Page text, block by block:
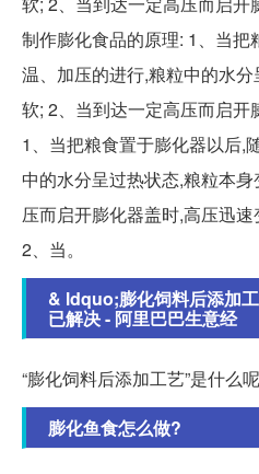
制作膨化食品的原理: 1、当
温、加压的进行,粮粒中的水
软; 2、当到达一定高压而启开
1、当把粮食置于膨化器以后,
中的水分呈过热状态,粮粒本
压而启开膨化器盖时,高压迅
2、当。
& ldquo;膨化饲料后添加
已解决 - 阿里巴巴生意经
“膨化饲料后添加工艺”是什么呢
膨化鱼食怎么做?